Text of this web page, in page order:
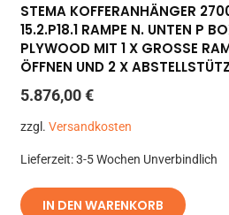
STEMA KOFFERANHÄNGER
15.2.P18.1 RAMPE N. UNTEN P
PLYWOOD MIT 1 X GROSSE
FFNEN UND 2 X ABSTELLSTÜTZE
5.876,00€
zzgl. Versandkosten
Lieferzeit:3-5 Wochen Unverbindlich
IN DEN WARENKORB